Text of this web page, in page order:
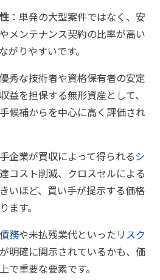
：単発の大型案件ではなく、安
メンテナンス契約の比率が高い
がりやすいです。
優秀な技術者や資格保有者の安定
益を担保する無形資産として、
候補からを中心に高く評価され
企業が買収によって得られるシ
達コスト削減、クロスセルによる
いほど、買い手が提示する価格
ます。
務や未払残業代といったリスク
明確に開示されているかも、価
で重要な要素です。